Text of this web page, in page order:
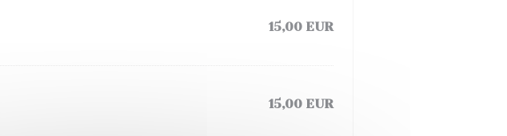
15,00 EUR
15,00 EUR